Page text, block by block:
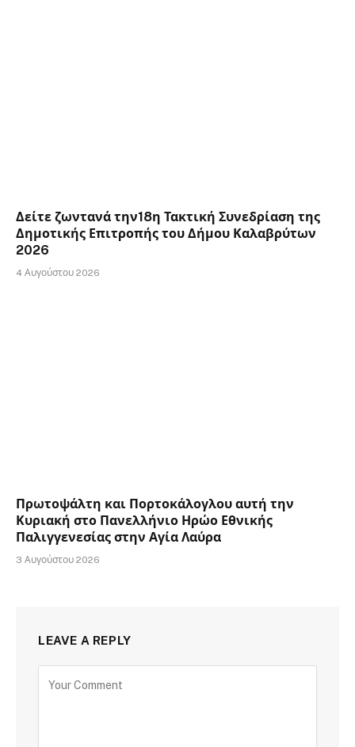
Δείτε ζωντανά την18η Τακτική Συνεδρίαση της
Δημοτικής Επιτροπής του Δήμου Καλαβρύτων
2026
4 Αυγούστου 2026
Πρωτοψάλτη και Πορτοκάλογλου αυτή την
Κυριακή στο Πανελλήνιο Ηρώο Εθνικής
Παλιγγενεσίας στην Αγία Λαύρα
3 Αυγούστου 2026
LEAVE A REPLY